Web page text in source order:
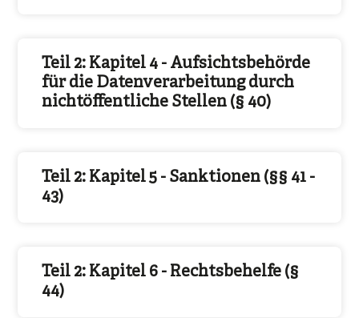
Teil 2: Kapitel 4 - Aufsichtsbehörde
für die Datenverarbeitung durch
nichtöffentliche Stellen (§ 40)
Teil 2: Kapitel 5 - Sanktionen (§§ 41 -
43)
Teil 2: Kapitel 6 - Rechtsbehelfe (§
44)